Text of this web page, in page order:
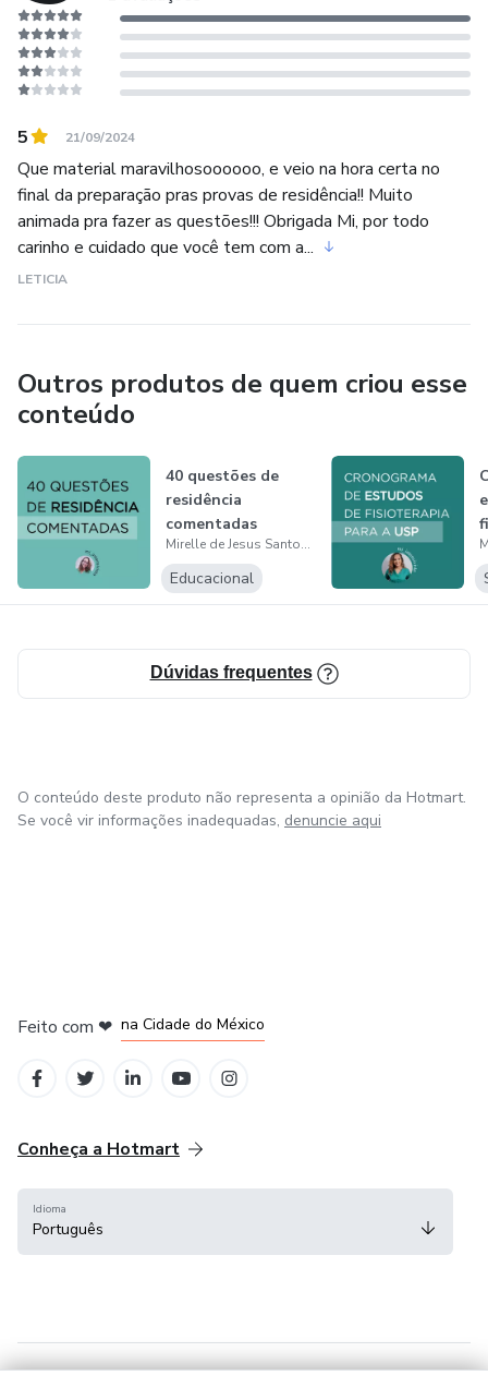
5 21/09/2024
Que material maravilhosoooooo, e veio na hora certa no
final da preparação pras provas de residência!! Muito
animada pra fazer as questões!!! Obrigada Mi, por todo
carinho e cuidado que você tem com a...
LETICIA
Outros produtos de quem criou esse
conteúdo
40 questões de
residência
comentadas
Mirelle de Jesus Santos Alves
Educacional
Dúvidas frequentes
O conteúdo deste produto não representa a opinião da Hotmart.
Se você vir informações inadequadas, denuncie aqui
Feito com ❤ na Cidade do México
Conheça a Hotmart
Idioma
Português